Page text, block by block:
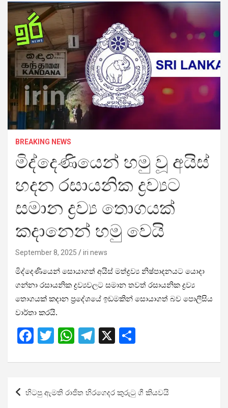
BREAKING NEWS
මිද්දෙණියෙන් හමු වූ අයිස්
හදන රසායනික ද්‍රව්‍යට
සමාන ද්‍රව්‍ය තොගයක්
කදානෙන් හමු වෙයි
September 8, 2025 iri news
මිද්දෙණියෙන් සොයාගත් අයිස් මත්ද්‍රව්‍ය නිෂ්පාදනයට යොදා
ගන්නා රසායනික ද්‍රව්‍යවලට සමාන තවත් රසායනික ද්‍රව්‍ය
තොගයක් කදාන ප්‍රදේශයේ ඉඩමකින් සොයාගත් බව පොලීසිය
වාර්තා කරයි.
F
ce
b
o
T
tt
er
W
at
s
A
T
e
gr
a
X
ar
e
navigation
හිටපු ඇමති රාජිත හිරගෙදර කුරුටු ගී කියවයි